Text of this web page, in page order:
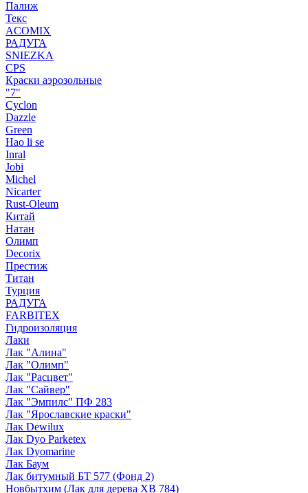
Палиж
Текс
ACOMIX
РАДУГА
SNIEZKA
CPS
Краски аэрозольные
"7"
Cyclon
Dazzle
Green
Hao li se
Inral
Jobi
Michel
Nicarter
Rust-Oleum
Китай
Натан
Олимп
Decorix
Престиж
Титан
Турция
РАДУГА
FARBITEX
Гидроизоляция
Лаки
Лак "Алина"
Лак "Олимп"
Лак "Расцвет"
Лак "Сайвер"
Лак "Эмпилс" ПФ 283
Лак "Ярославские краски"
Лак Dewilux
Лак Dyo Parketex
Лак Dyomarine
Лак Баум
Лак битумный БТ 577 (Фонд 2)
Новбытхим (Лак для дерева ХВ 784)